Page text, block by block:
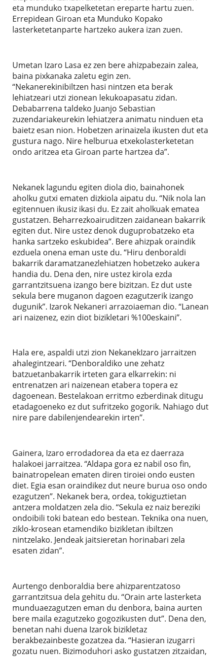
eta munduko txapelketetan ereparte hartu zuen.
Errepidean Giroan eta Munduko Kopako
lasterketetanparte hartzeko aukera izan zuen.
Umetan Izaro Lasa ez zen bere ahizpabezain zalea,
baina pixkanaka zaletu egin zen.
“Nekanerekinibiltzen hasi nintzen eta berak
lehiatzeari utzi zionean lekukoapasatu zidan.
Debabarrena taldeko Juanjo Sebastian
zuzendariakeurekin lehiatzera animatu ninduen eta
baietz esan nion. Hobetzen arinaizela ikusten dut eta
gustura nago. Nire helburua etxekolasterketetan
ondo aritzea eta Giroan parte hartzea da”.
Nekanek lagundu egiten diola dio, bainahonek
aholku gutxi ematen dizkiola aipatu du. “Nik nola lan
egitennuen ikusiz ikasi du. Ez zait aholkuak ematea
gustatzen. Beharrezkoairuditzen zaidanean bakarrik
egiten dut. Nire ustez denok duguprobatzeko eta
hanka sartzeko eskubidea”. Bere ahizpak oraindik
ezduela onena eman uste du. “Hiru denboraldi
bakarrik daramatzanezlehiatzen hobetzeko aukera
handia du. Dena den, nire ustez kirola ezda
garrantzitsuena izango bere bizitzan. Ez dut uste
sekula bere muganon dagoen ezagutzerik izango
dugunik”. Izarok Nekaneri arrazoiaeman dio. “Lanean
ari naizenez, ezin diot bizikletari %100eskaini”.
Hala ere, aspaldi utzi zion NekanekIzaro jarraitzen
ahalegintzeari. “Denboraldiko une zehatz
batzuetanbakarrik irteten gara elkarrekin: ni
entrenatzen ari naizenean etabera topera ez
dagoenean. Bestelakoan erritmo ezberdinak ditugu
etadagoeneko ez dut sufritzeko gogorik. Nahiago dut
nire pare dabilenjendearekin irten”.
Gainera, Izaro errodadorea da eta ez daerraza
halakoei jarraitzea. “Aldapa gora ez nabil oso fin,
bainatropelean ematen diren tiroiei ondo eusten
diet. Egia esan oraindikez dut neure burua oso ondo
ezagutzen”. Nekanek bera, ordea, tokiguztietan
antzera moldatzen zela dio. “Sekula ez naiz bereziki
ondoibili toki batean edo bestean. Teknika ona nuen,
ziklo-krosean etamendiko bizikletan ibiltzen
nintzelako. Jendeak jaitsieretan horinabari zela
esaten zidan”.
Aurtengo denboraldia bere ahizparentzatoso
garrantzitsua dela gehitu du. “Orain arte lasterketa
munduaezagutzen eman du denbora, baina aurten
bere maila ezagutzeko gogozikusten dut”. Dena den,
benetan nahi duena Izarok bizikletaz
berakbezainbeste gozatzea da. “Hasieran izugarri
gozatu nuen. Bizimoduhori asko gustatzen zitzaidan,